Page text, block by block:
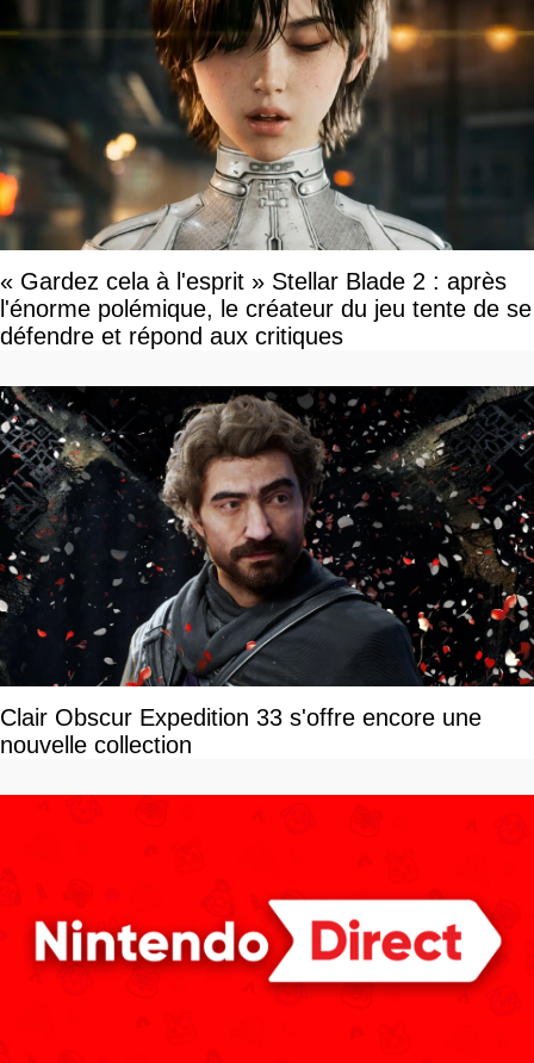
« Gardez cela à l'esprit » Stellar Blade 2 : après
l'énorme polémique, le créateur du jeu tente de se
défendre et répond aux critiques
Clair Obscur Expedition 33 s'offre encore une
nouvelle collection